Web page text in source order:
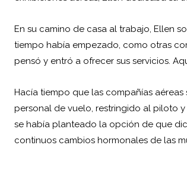
En su camino de casa al trabajo, Ellen
tiempo había empezado, como otras
pensó y entró a ofrecer sus servicios.
Hacía tiempo que las compañías
personal de vuelo, restringido al piloto
se había planteado la opción de que
continuos cambios hormonales de las